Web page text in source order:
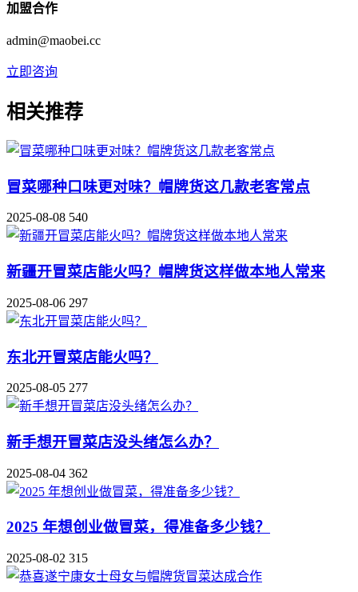
加盟合作
admin@maobei.cc
立即咨询
相关推荐
冒菜哪种口味更对味？帽牌货这几款老客常点
2025-08-08 540
新疆开冒菜店能火吗？帽牌货这样做本地人常来
2025-08-06 297
东北开冒菜店能火吗？
2025-08-05 277
新手想开冒菜店没头绪怎么办？
2025-08-04 362
2025 年想创业做冒菜，得准备多少钱？
2025-08-02 315